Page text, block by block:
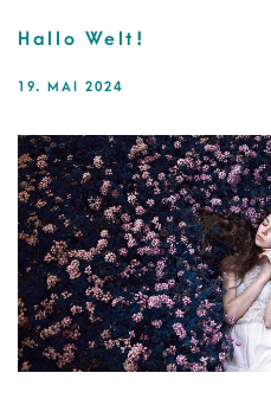
Hallo Welt!
19. MAI 2024